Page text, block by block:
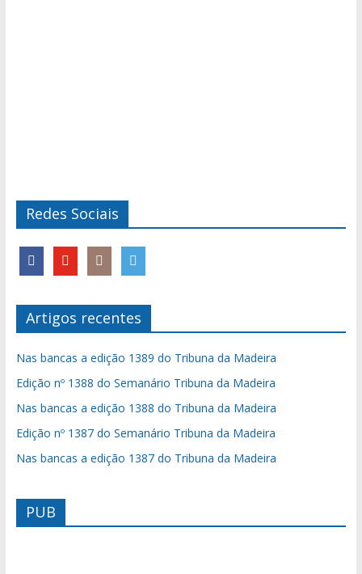
Redes Sociais
Artigos recentes
Nas bancas a edição 1389 do Tribuna da Madeira
Edição nº 1388 do Semanário Tribuna da Madeira
Nas bancas a edição 1388 do Tribuna da Madeira
Edição nº 1387 do Semanário Tribuna da Madeira
Nas bancas a edição 1387 do Tribuna da Madeira
PUB